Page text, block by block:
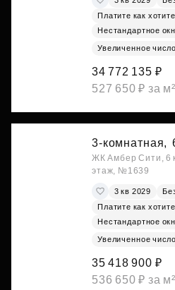
Платите как хотите
Нестандартное
Увеличенное
34 772 135 ₽
527 650 ₽ за м²
3-комнатная,
ЖК Амбер Сити, 6
этаж, №1639
3 кв 2029
Платите как хотите
Нестандартное
Увеличенное
35 418 900 ₽
536 650 ₽ за м²